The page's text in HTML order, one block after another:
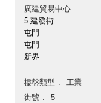
廣建貿易中心
5 建發街
屯門
屯門
新界
樓盤類型
工業
街號
5